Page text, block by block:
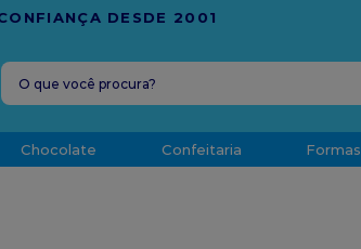
FRETE GRÁTIS
O que você procura?
Chocolate Confeitaria Formas
caixa